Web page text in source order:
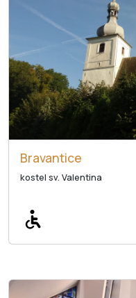
Bravantice
kostel sv. Valentina